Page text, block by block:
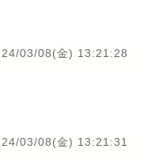
24/03/08(金) 13:21:28
24/03/08(金) 13:21:31